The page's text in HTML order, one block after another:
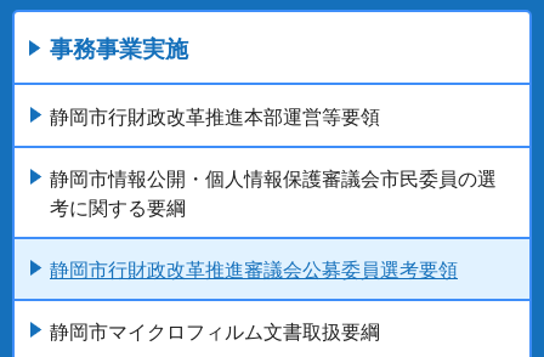
事務事業実施
静岡市行財政改革推進本部運営等要領
静岡市情報公開・個人情報保護審議会市民委員の選
考に関する要綱
静岡市行財政改革推進審議会公募委員選考要領
静岡市マイクロフィルム文書取扱要綱